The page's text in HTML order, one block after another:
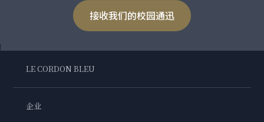
接收我们的校园通迅
LE CORDON BLEU
企业